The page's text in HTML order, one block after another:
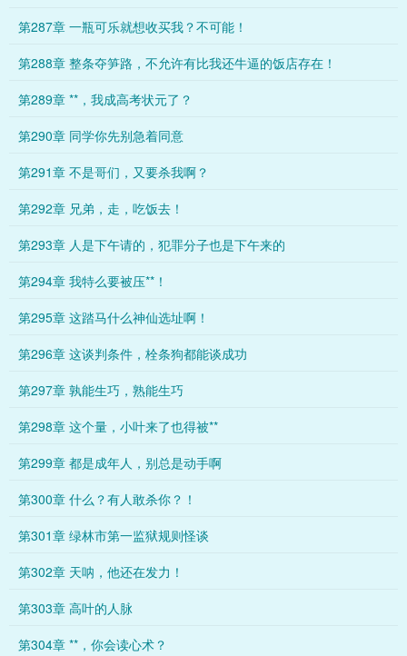
第287章 一瓶可乐就想收买我？不可能！
第288章 整条夺笋路，不允许有比我还牛逼的饭店存在！
第289章 **，我成高考状元了？
第290章 同学你先别急着同意
第291章 不是哥们，又要杀我啊？
第292章 兄弟，走，吃饭去！
第293章 人是下午请的，犯罪分子也是下午来的
第294章 我特么要被压**！
第295章 这踏马什么神仙选址啊！
第296章 这谈判条件，栓条狗都能谈成功
第297章 孰能生巧，熟能生巧
第298章 这个量，小叶来了也得被**
第299章 都是成年人，别总是动手啊
第300章 什么？有人敢杀你？！
第301章 绿林市第一监狱规则怪谈
第302章 天呐，他还在发力！
第303章 高叶的人脉
第304章 **，你会读心术？